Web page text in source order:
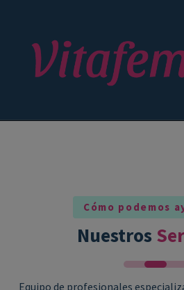
Cómo podemos
Nuestros
Equipo de profesionales